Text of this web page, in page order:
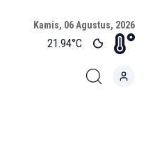
Kamis, 06 Agustus, 2026
21.94°C